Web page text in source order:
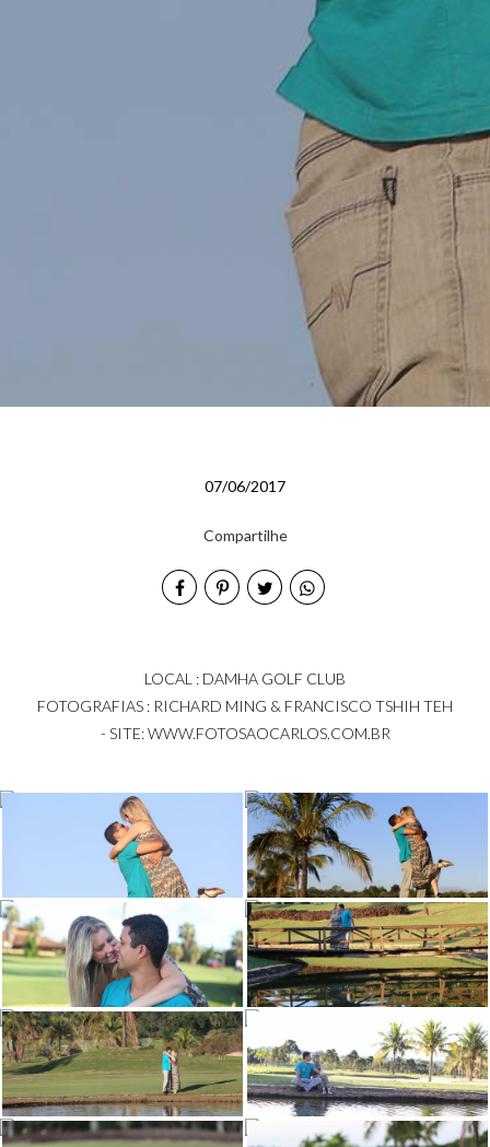
07/06/2017
Compartilhe
LOCAL : DAMHA GOLF CLUB
FOTOGRAFIAS : RICHARD MING & FRANCISCO TSHIH TEH
- SITE: WWW.FOTOSAOCARLOS.COM.BR